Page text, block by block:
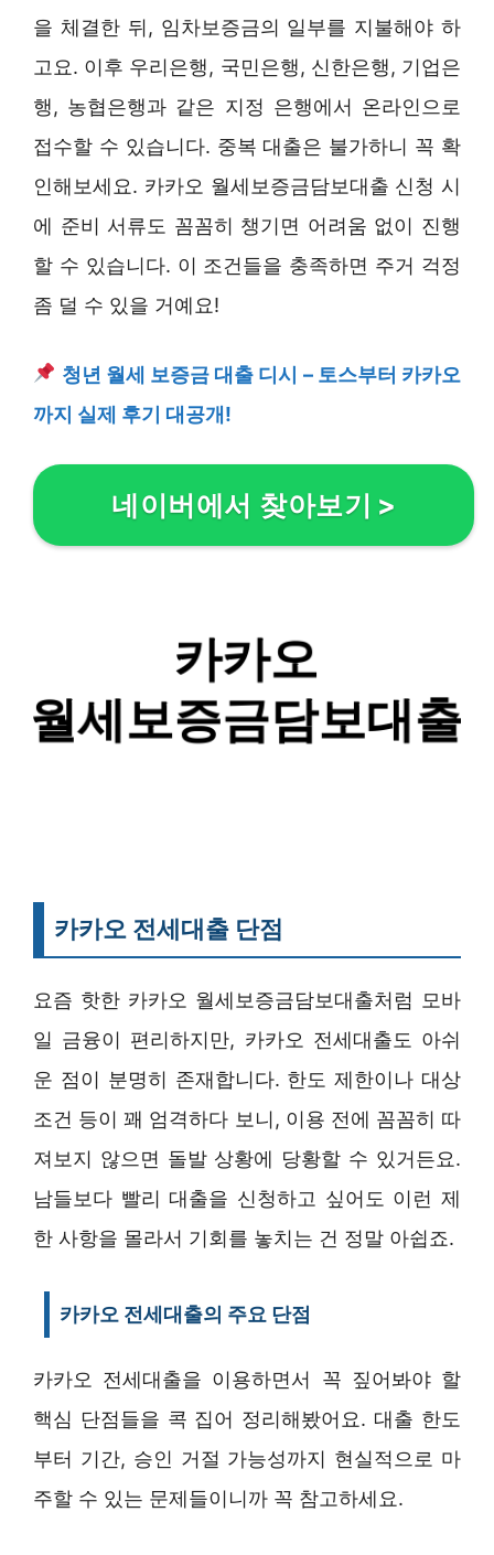
을 체결한 뒤, 임차보증금의 일부를 지불해야 하
고요. 이후 우리은행, 국민은행, 신한은행, 기업은
행, 농협은행과 같은 지정 은행에서 온라인으로
접수할 수 있습니다. 중복 대출은 불가하니 꼭 확
인해보세요. 카카오 월세보증금담보대출 신청 시
에 준비 서류도 꼼꼼히 챙기면 어려움 없이 진행
할 수 있습니다. 이 조건들을 충족하면 주거 걱정
좀 덜 수 있을 거예요!
청년 월세 보증금 대출 디시 – 토스부터 카카오
까지 실제 후기 대공개!
네이버에서 찾아보기 >
카카오 전세대출 단점
요즘 핫한 카카오 월세보증금담보대출처럼 모바
일 금융이 편리하지만, 카카오 전세대출도 아쉬
운 점이 분명히 존재합니다. 한도 제한이나 대상
조건 등이 꽤 엄격하다 보니, 이용 전에 꼼꼼히 따
져보지 않으면 돌발 상황에 당황할 수 있거든요.
남들보다 빨리 대출을 신청하고 싶어도 이런 제
한 사항을 몰라서 기회를 놓치는 건 정말 아쉽죠.
카카오 전세대출의 주요 단점
카카오 전세대출을 이용하면서 꼭 짚어봐야 할
핵심 단점들을 콕 집어 정리해봤어요. 대출 한도
부터 기간, 승인 거절 가능성까지 현실적으로 마
주할 수 있는 문제들이니까 꼭 참고하세요.